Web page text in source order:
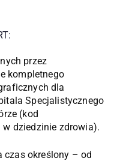
przez
kompletnego
dla
Specjalistycznego
(kod
w dziedzinie zdrowia).
czas określony – od